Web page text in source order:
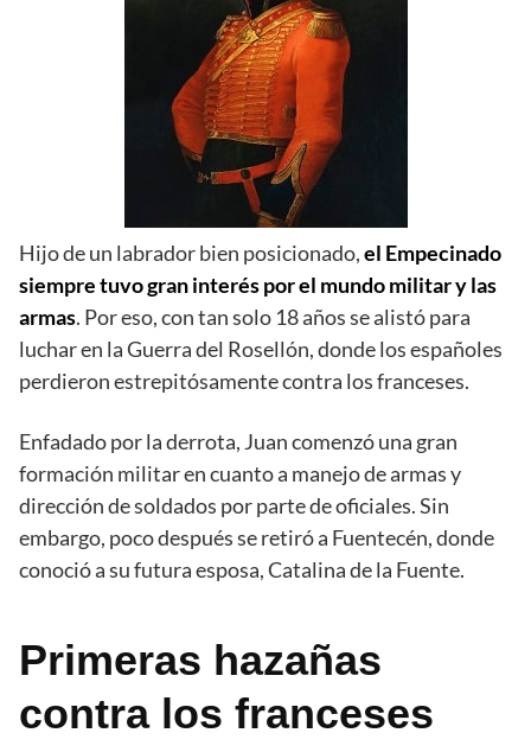
Hijo de un labrador bien posicionado,el Empecinado
siempre tuvo gran interés por el mundo militar y las
armas. Por eso, con tan solo 18 años se alistó para
luchar en la Guerra del Rosellón, donde los españoles
perdieron estrepitósamente contra los franceses.
Enfadado por la derrota, Juan comenzó una gran
formación militar en cuanto a manejo de armas y
dirección de soldados por parte de oficiales. Sin
embargo, poco después se retiró a Fuentecén, donde
conoció a su futura esposa, Catalina de la Fuente.
Primeras hazañas
contra los franceses